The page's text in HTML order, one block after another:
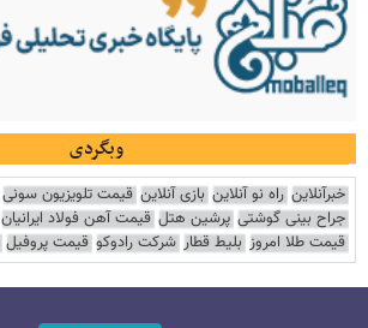
وبگردی
خبرآنلاین راه نو آنلاین بازی آنلاین قیمت تلویزیون سونی
جراح بینی گوشتی پرشین هتل قیمت آهن فولاد ایرانیان
قیمت طلا امروز بلیط قطار شرکت رادوکو قیمت پروفیل